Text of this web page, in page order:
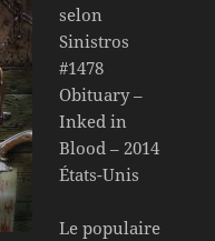
selon
Sinistros
#1478
Obituary –
Inked in
Blood – 2014
États-Unis
Le populaire